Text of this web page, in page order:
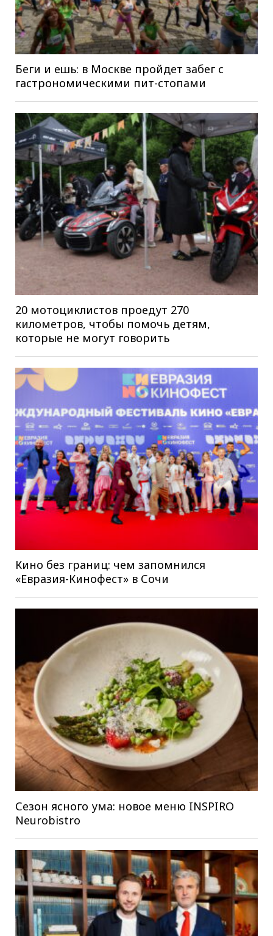
Беги и ешь: в Москве пройдет забег с
гастрономическими пит-стопами
20 мотоциклистов проедут 270
километров, чтобы помочь детям,
которые не могут говорить
Кино без границ: чем запомнился
«Евразия-Кинофест» в Сочи
Сезон ясного ума: новое меню INSPIRO
Neurobistro